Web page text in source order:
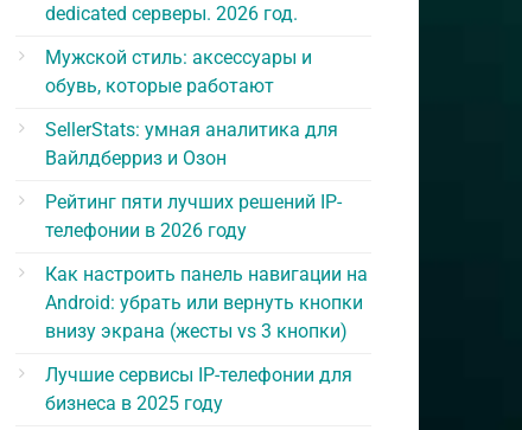
dedicated серверы. 2026 год.
Мужской стиль: аксессуары и
обувь, которые работают
SellerStats: умная аналитика для
Вайлдберриз и Озон
Рейтинг пяти лучших решений IP-
телефонии в 2026 году
Как настроить панель навигации на
Android: убрать или вернуть кнопки
внизу экрана (жесты vs 3 кнопки)
Лучшие сервисы IP-телефонии для
бизнеса в 2025 году